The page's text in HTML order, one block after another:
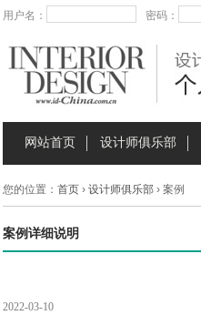
用户名： 密码：
网站首页 设计师俱乐部
您的位置： 首页› 设计师俱乐部› 案例
案例详细说明
2022-03-10